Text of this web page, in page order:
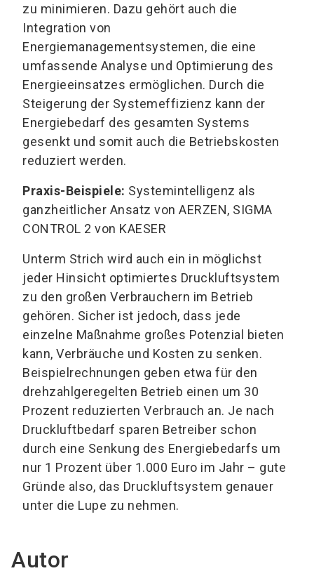
zu minimieren. Dazu gehört auch die
Integration von
Energiemanagementsystemen, die eine
umfassende Analyse und Optimierung des
Energieeinsatzes ermöglichen. Durch die
Steigerung der Systemeffizienz kann der
Energiebedarf des gesamten Systems
gesenkt und somit auch die Betriebskosten
reduziert werden.
Praxis-Beispiele: Systemintelligenz als
ganzheitlicher Ansatz von AERZEN, SIGMA
CONTROL 2 von KAESER
Unterm Strich wird auch ein in möglichst
jeder Hinsicht optimiertes Druckluftsystem
zu den großen Verbrauchern im Betrieb
gehören. Sicher ist jedoch, dass jede
einzelne Maßnahme großes Potenzial bieten
kann, Verbräuche und Kosten zu senken.
Beispielrechnungen geben etwa für den
drehzahlgeregelten Betrieb einen um 30
Prozent reduzierten Verbrauch an. Je nach
Druckluftbedarf sparen Betreiber schon
durch eine Senkung des Energiebedarfs um
nur 1 Prozent über 1.000 Euro im Jahr – gute
Gründe also, das Druckluftsystem genauer
unter die Lupe zu nehmen.
Autor